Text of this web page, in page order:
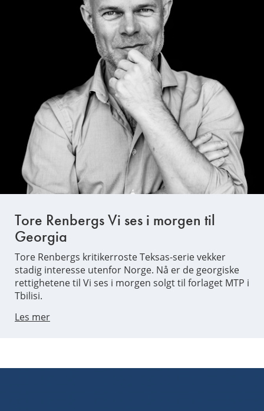
Tore Renbergs Vi ses i morgen til
Georgia
Tore Renbergs kritikerroste Teksas-serie vekker
stadig interesse utenfor Norge. Nå er de georgiske
rettighetene til Vi ses i morgen solgt til forlaget MTP i
Tbilisi.
Les mer